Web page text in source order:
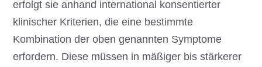
erfolgt sie anhand international konsentierter
klinischer Kriterien, die eine bestimmte
Kombination der oben genannten Symptome
erfordern. Diese müssen in mäßiger bis stärkerer